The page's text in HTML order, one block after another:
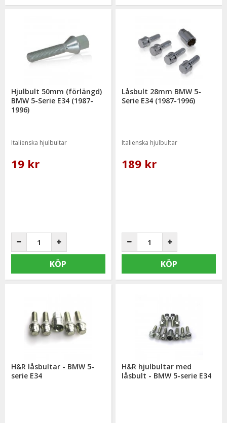
Hjulbult 50mm (förlängd)
BMW 5-Serie E34 (1987-
1996)
Italienska hjulbultar
19 kr
KÖP
Låsbult 28mm BMW 5-
Serie E34 (1987-1996)
Italienska hjulbultar
189 kr
KÖP
H&R låsbultar - BMW 5-
serie E34
H&R hjulbultar med
låsbult - BMW 5-serie E34